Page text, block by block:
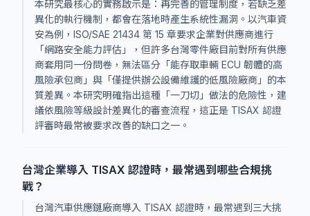
本研究最核心的實務啟示是：再完善的管理制度，若缺乏差
異化的執行機制，都會在落地時產生系統性漏洞。以汽車資
安為例，ISO/SAE 21434 第 15 章要求企業對供應商進行
「網路安全能力評估」，但許多台灣零件廠目前對所有供應
商套用同一份問卷，無法區分「能存取車輛 ECU 韌體的高
風險承包商」與「僅提供辦公設備維護的低風險廠商」的本
質差異。本研究明確指出這種「一刀切」做法的危險性，建
議依風險等級設計差異化的審查流程，這正是 TISAX 認證
評審時最常被要求改善的缺口之一。
台灣企業導入 TISAX 認證時，最常遇到哪些合規挑
戰？
台灣汽車供應鏈廠商導入 TISAX 認證時，最常遇到三大挑